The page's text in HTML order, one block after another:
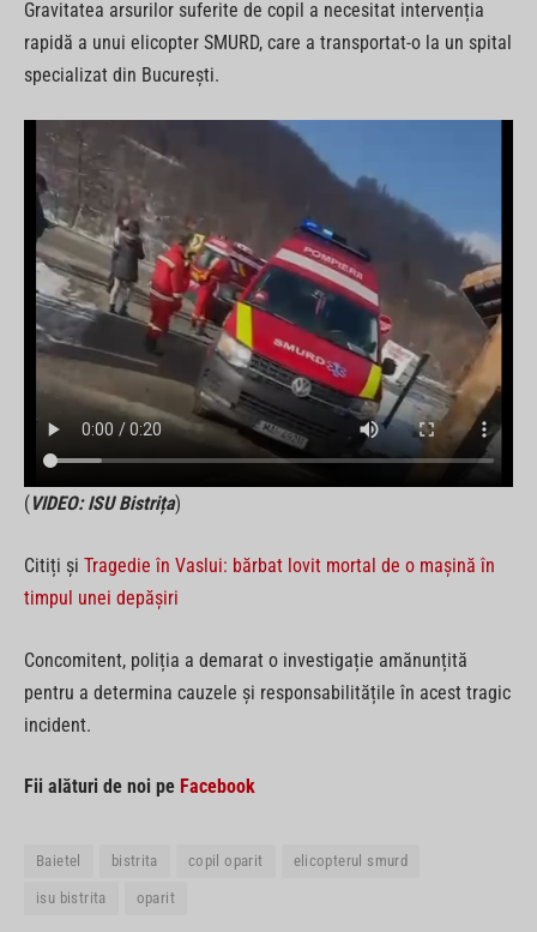
Gravitatea arsurilor suferite de copil a necesitat intervenția
rapidă a unui elicopter SMURD, care a transportat-o la un spital
specializat din București.
(VIDEO: ISU Bistrița)
Citiți și Tragedie în Vaslui: bărbat lovit mortal de o mașină în
timpul unei depășiri
Concomitent, poliția a demarat o investigație amănunțită
pentru a determina cauzele și responsabilitățile în acest tragic
incident.
Fii alături de noi pe Facebook
Baietel bistrita copil oparit elicopterul smurd
isu bistrita oparit